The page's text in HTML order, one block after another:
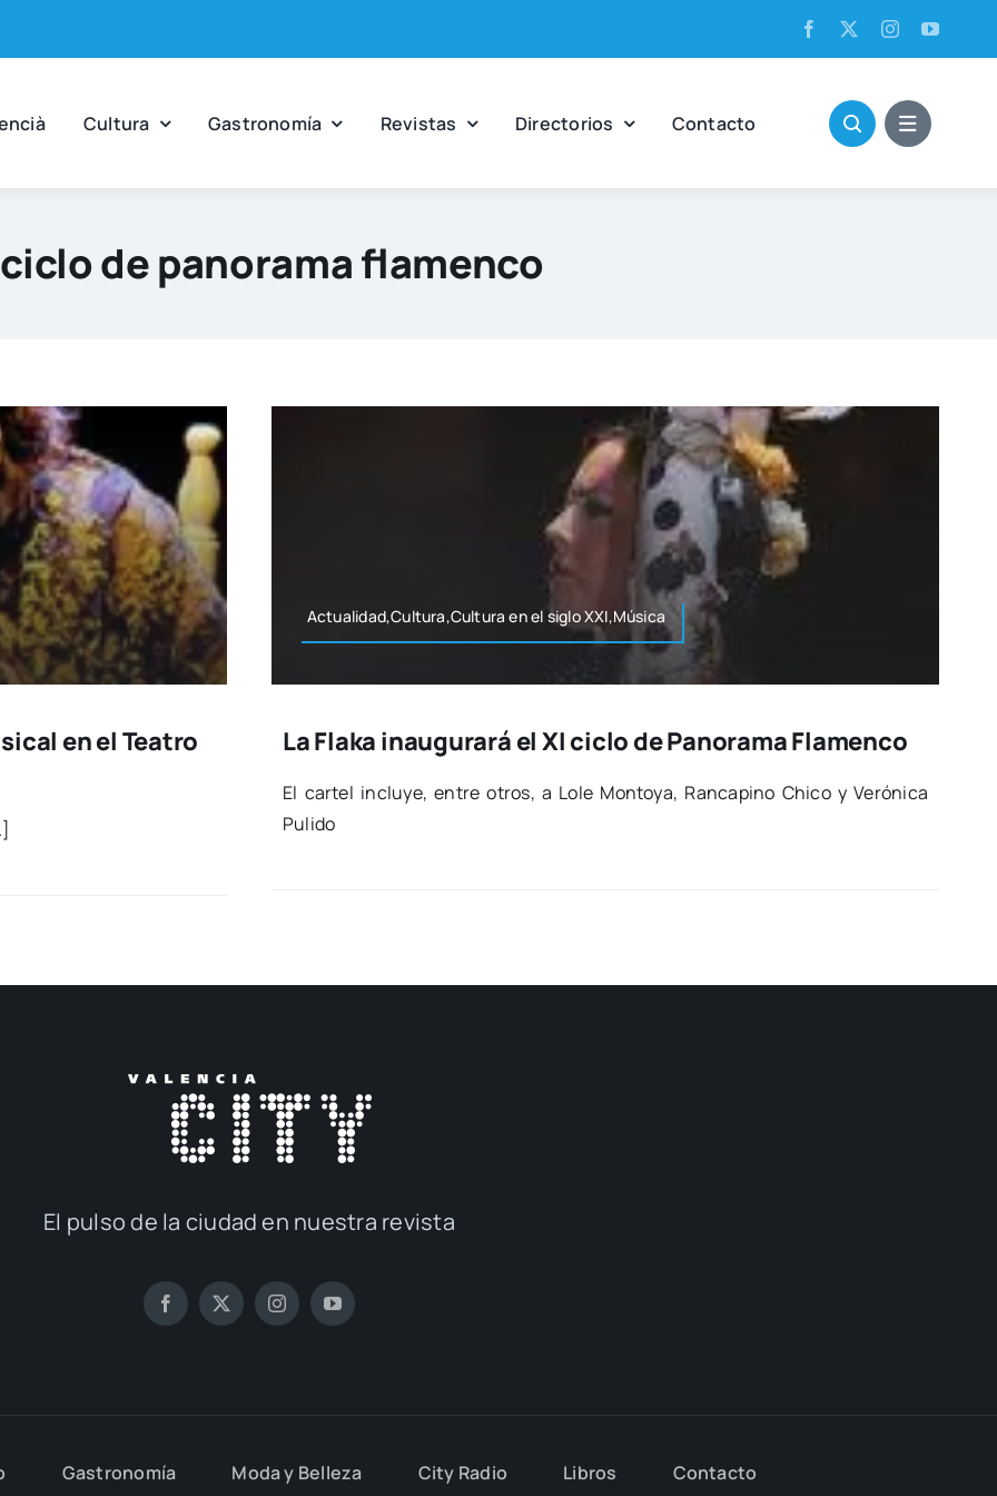
Cul­tu­ra Gas­tro­no­mía Revis­tas Direc­to­rios Con­tac­to
de panorama flamenco
en el Teatro
Actualidad,Cultura,Cultura en el siglo XXI,Música
La Flaka inaugurará el XI ciclo de Panorama Flamenco
El car­tel inclu­ye, entre otros, a Lole Mon­to­ya, Ran­ca­pino Chi­co y Veró­ni­ca
Puli­do
El pul­so de la ciu­dad en nues­tra revis­ta
Gas­tro­no­mía Moda y Belle­za City Radio Libros Con­tac­to